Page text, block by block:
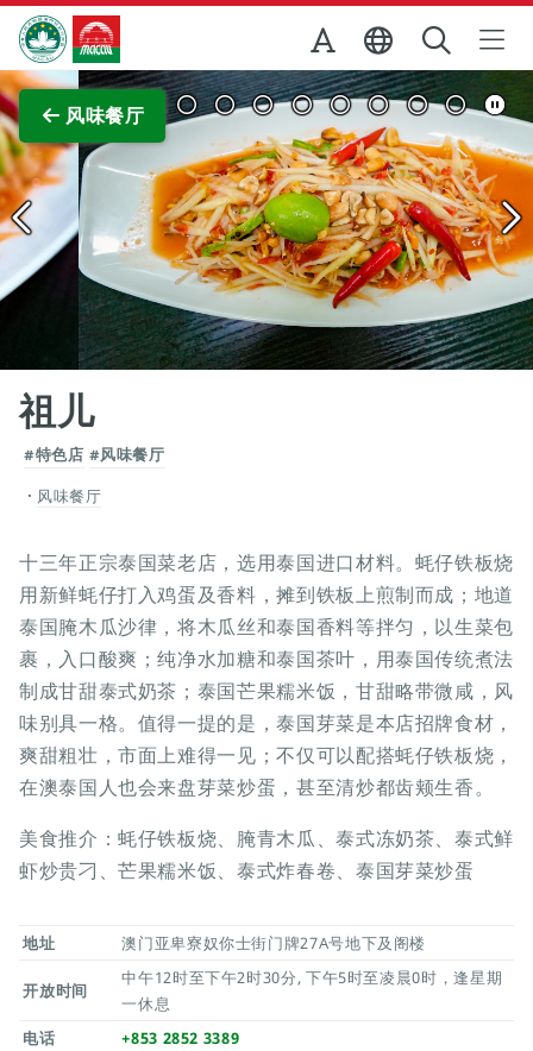
跳至主内容
澳门特别行政区政府旅游局
风味餐厅
查看原图
祖儿
#特色店 #风味餐厅
风味餐厅
十三年正宗泰国菜老店，选用泰国进口材料。蚝仔铁板烧
用新鲜蚝仔打入鸡蛋及香料，摊到铁板上煎制而成；地道
泰国腌木瓜沙律，将木瓜丝和泰国香料等拌匀，以生菜包
裹，入口酸爽；纯净水加糖和泰国茶叶，用泰国传统煮法
制成甘甜泰式奶茶；泰国芒果糯米饭，甘甜略带微咸，风
味别具一格。值得一提的是，泰国芽菜是本店招牌食材，
爽甜粗壮，市面上难得一见；不仅可以配搭蚝仔铁板烧，
在澳泰国人也会来盘芽菜炒蛋，甚至清炒都齿颊生香。
美食推介：蚝仔铁板烧、腌青木瓜、泰式冻奶茶、泰式鲜
虾炒贵刁、芒果糯米饭、泰式炸春卷、泰国芽菜炒蛋
地址 澳门亚卑寮奴你士街门牌27A号地下及阁楼
开放时间
中午12时至下午2时30分, 下午5时至凌晨0时，逢星期
一休息
电话
+853 2852 3389